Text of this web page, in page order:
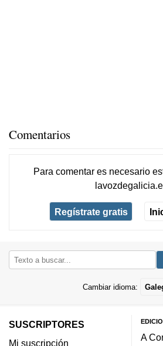
Comentarios
Para comentar es necesario
Regístrate gratis
Cambiar idioma:
SUSCRIPTORES
Mi suscripción
A